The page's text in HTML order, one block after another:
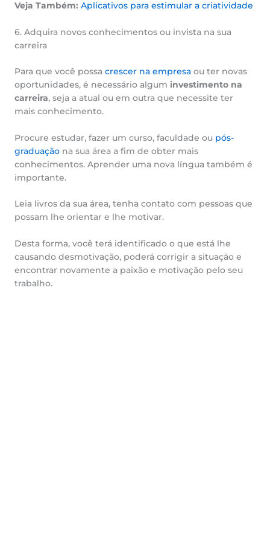
Veja Também: Aplicativos para estimular a criatividade
6. Adquira novos conhecimentos ou invista na sua
carreira
Para que você possa crescer na empresa ou ter novas
oportunidades, é necessário algum investimento na
carreira, seja a atual ou em outra que necessite ter
mais conhecimento.
Procure estudar, fazer um curso, faculdade ou pós-
graduação na sua área a fim de obter mais
conhecimentos. Aprender uma nova língua também é
importante.
Leia livros da sua área, tenha contato com pessoas que
possam lhe orientar e lhe motivar.
Desta forma, você terá identificado o que está lhe
causando desmotivação, poderá corrigir a situação e
encontrar novamente a paixão e motivação pelo seu
trabalho.